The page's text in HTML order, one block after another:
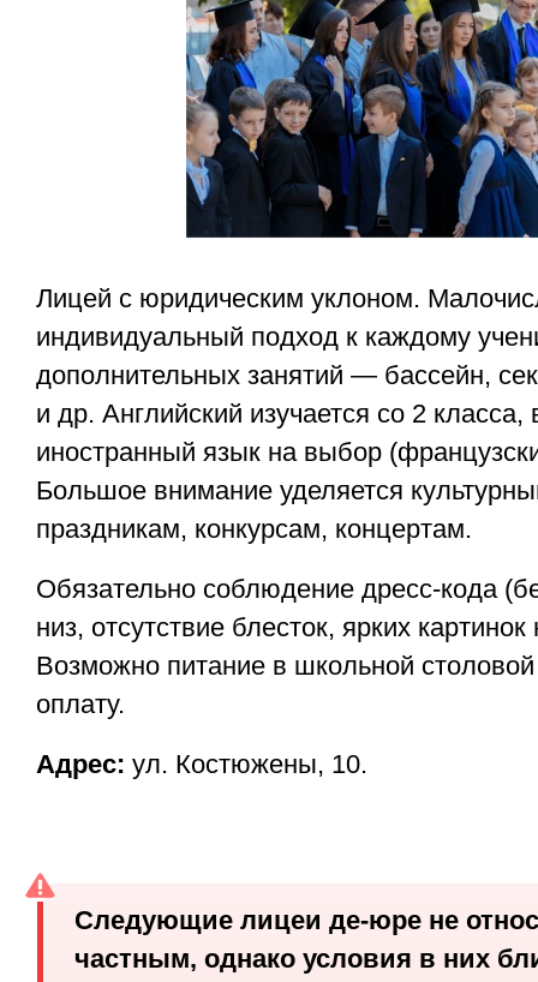
Лицей с юридическим уклоном.
индивидуальный подход к каждому
дополнительных занятий — бассейн,
и др. Английский изучается со 2 класса,
иностранный язык на выбор
Большое внимание уделяется
праздникам, конкурсам, концертам.
Обязательно соблюдение дресс-кода
низ, отсутствие блесток, ярких
Возможно питание в школьной
оплату.
Адрес: ул. Костюжены, 10.
Следующие лицеи де-юре не
частным, однако условия в них